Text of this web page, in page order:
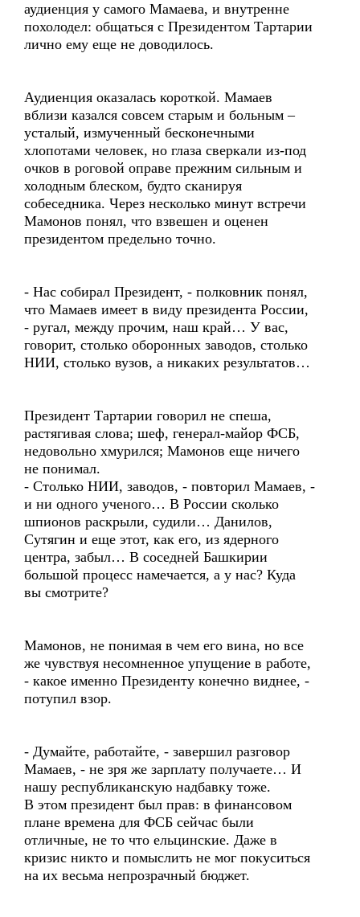
аудиенция у самого Мамаева, и внутренне
похолодел: общаться с Президентом Тартарии
лично ему еще не доводилось.
Аудиенция оказалась короткой. Мамаев
вблизи казался совсем старым и больным –
усталый, измученный бесконечными
хлопотами человек, но глаза сверкали из-под
очков в роговой оправе прежним сильным и
холодным блеском, будто сканируя
собеседника. Через несколько минут встречи
Мамонов понял, что взвешен и оценен
президентом предельно точно.
- Нас собирал Президент, - полковник понял,
что Мамаев имеет в виду президента России,
- ругал, между прочим, наш край… У вас,
говорит, столько оборонных заводов, столько
НИИ, столько вузов, а никаких результатов…
Президент Тартарии говорил не спеша,
растягивая слова; шеф, генерал-майор ФСБ,
недовольно хмурился; Мамонов еще ничего
не понимал.
- Столько НИИ, заводов, - повторил Мамаев, -
и ни одного ученого… В России сколько
шпионов раскрыли, судили… Данилов,
Сутягин и еще этот, как его, из ядерного
центра, забыл… В соседней Башкирии
большой процесс намечается, а у нас? Куда
вы смотрите?
Мамонов, не понимая в чем его вина, но все
же чувствуя несомненное упущение в работе,
- какое именно Президенту конечно виднее, -
потупил взор.
- Думайте, работайте, - завершил разговор
Мамаев, - не зря же зарплату получаете… И
нашу республиканскую надбавку тоже.
В этом президент был прав: в финансовом
плане времена для ФСБ сейчас были
отличные, не то что ельцинские. Даже в
кризис никто и помыслить не мог покуситься
на их весьма непрозрачный бюджет.